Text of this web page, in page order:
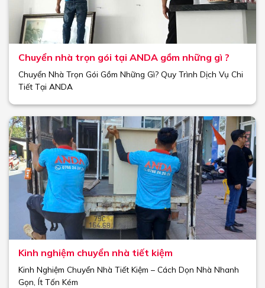
Chuyển nhà trọn gói tại ANDA gồm những gì ?
Chuyển Nhà Trọn Gói Gồm Những Gì? Quy Trình Dịch Vụ Chi
Tiết Tại ANDA
Kinh nghiệm chuyển nhà tiết kiệm
Kinh Nghiệm Chuyển Nhà Tiết Kiệm – Cách Dọn Nhà Nhanh
Gọn, Ít Tốn Kém